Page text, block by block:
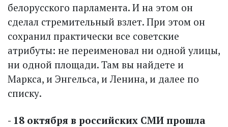
белорусского парламента. И на этом он
сделал стремительный взлет. При этом он
сохранил прак­тически все советские
атрибуты: не переименовал ни одной улицы,
ни одной площади. Там вы найдете и
Маркса, и Энгельса, и Ленина, и далее по
списку.
- 18 октября в российских СМИ прошла